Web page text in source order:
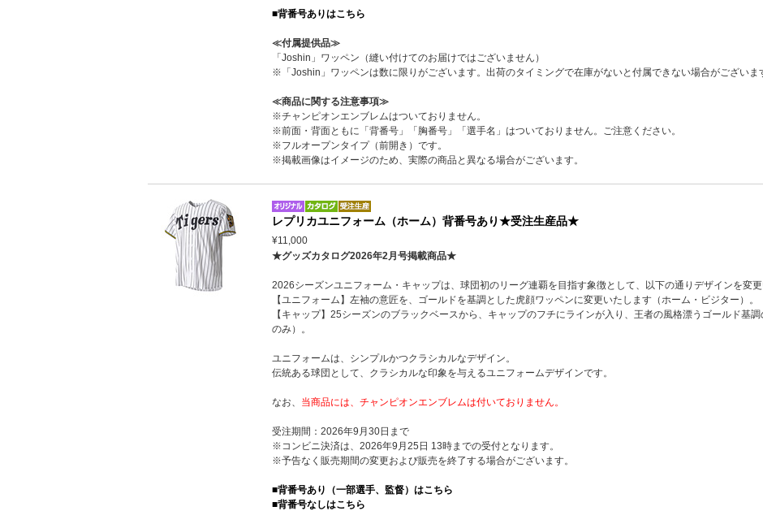
■背番号ありはこちら
≪付属提供品≫
「Joshin」ワッペン（縫い付けてのお届けではございません）
※「Joshin」ワッペンは数に限りがございます。出荷のタイミングで在庫がないと付属できない場合がございま
≪商品に関する注意事項≫
※チャンピオンエンブレムはついておりません。
※前面・背面ともに「背番号」「胸番号」「選手名」はついておりません。ご注意ください。
※フルオープンタイプ（前開き）です。
※掲載画像はイメージのため、実際の商品と異なる場合がございます。
レプリカユニフォーム（ホーム）背番号あり★受注生産品★
¥11,000
★グッズカタログ2026年2月号掲載商品★
2026シーズンユニフォーム・キャップは、球団初のリーグ連覇を目指す象徴として、以下の通りデザインを変更
【ユニフォーム】左袖の意匠を、ゴールドを基調とした虎顔ワッペンに変更いたします（ホーム・ビジター）。
【キャップ】25シーズンのブラックベースから、キャップのフチにラインが入り、王者の風格漂うゴールド基
のみ）。
ユニフォームは、シンプルかつクラシカルなデザイン。
伝統ある球団として、クラシカルな印象を与えるユニフォームデザインです。
なお、 当商品には、チャンピオンエンブレムは付いておりません。
受注期間：2026年9月30日まで
※コンビニ決済は、2026年9月25日 13時までの受付となります。
※予告なく販売期間の変更および販売を終了する場合がございます。
■背番号あり（一部選手、監督）はこちら
■背番号なしはこちら